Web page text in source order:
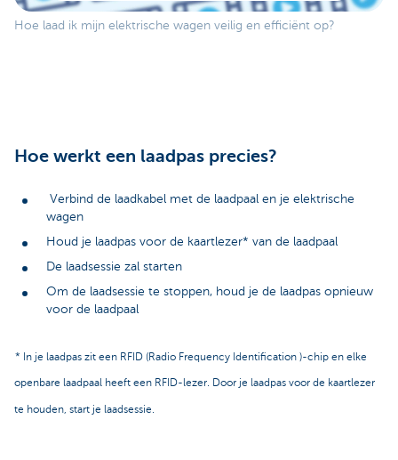
Hoe laad ik mijn elektrische wagen veilig en efficiënt op?
Hoe werkt een laadpas precies?
Verbind de laadkabel met de laadpaal en je elektrische
wagen
Houd je laadpas voor de kaartlezer* van de laadpaal
De laadsessie zal starten
Om de laadsessie te stoppen, houd je de laadpas opnieuw
voor de laadpaal
* In je laadpas zit een RFID (Radio Frequency Identification )-chip en elke
openbare laadpaal heeft een RFID-lezer. Door je laadpas voor de kaartlezer
te houden, start je laadsessie.